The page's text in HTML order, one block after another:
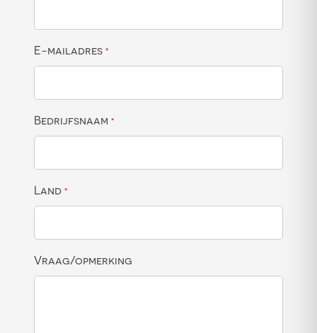
E-mailadres *
Bedrijfsnaam *
Land *
Vraag/opmerking